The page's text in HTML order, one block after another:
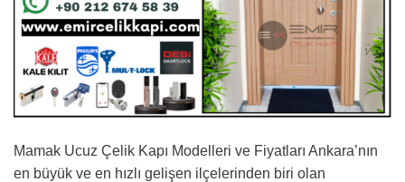
Mamak Ucuz Çelik Kapı Modelleri ve Fiyatları Ankara’nın
en büyük ve en hızlı gelişen ilçelerinden biri olan